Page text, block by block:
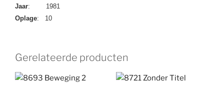
Jaar: 1981
Oplage: 10
Gerelateerde producten